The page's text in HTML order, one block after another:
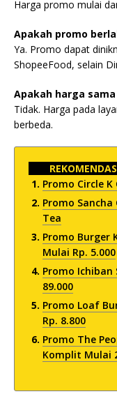
Harga promo mulai
Apakah promo
Ya. Promo dapat
ShopeeFood, selain
Apakah harga
Tidak. Harga pada
berbeda.
Promo Circle
Promo
Tea
Promo Burger
Mulai Rp. 5.000
Promo Ichiban
89.000
Promo Loaf
Rp. 8.800
Promo The
Komplit Mulai